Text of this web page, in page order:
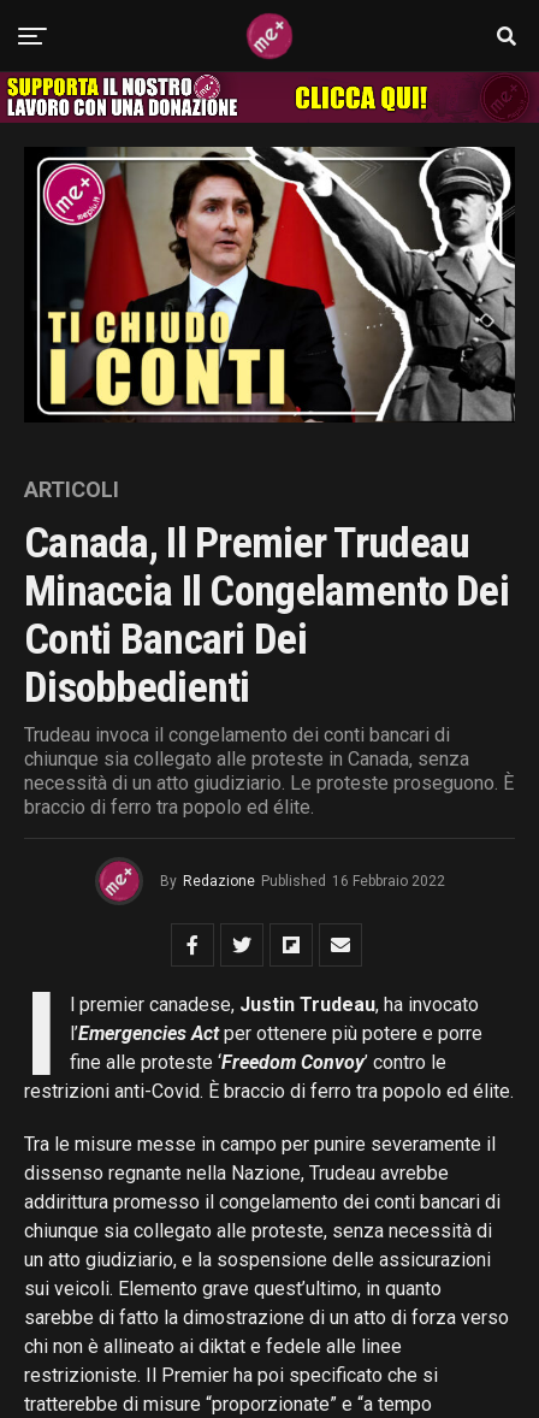
ARTICOLI
Canada, Il Premier Trudeau
Minaccia Il Congelamento Dei
Conti Bancari Dei
Disobbedienti
Trudeau invoca il congelamento dei conti bancari di
chiunque sia collegato alle proteste in Canada, senza
necessità di un atto giudiziario. Le proteste proseguono. È
braccio di ferro tra popolo ed élite.
By Redazione Published 16 Febbraio 2022
I l premier canadese, Justin Trudeau, ha invocato
l’Emergencies Actper ottenere più potere e porre
fine alle proteste ‘Freedom Convoy’ contro le
restrizioni anti-Covid. È braccio di ferro tra popolo ed élite.
Tra le misure messe in campo per punire severamente il
dissenso regnante nella Nazione, Trudeau avrebbe
addirittura promesso il congelamento dei conti bancari di
chiunque sia collegato alle proteste, senza necessità di
un atto giudiziario, e la sospensione delle assicurazioni
sui veicoli. Elemento grave quest’ultimo, in quanto
sarebbe di fatto la dimostrazione di un atto di forza verso
chi non è allineato ai diktat e fedele alle linee
restrizioniste. Il Premier ha poi specificato che si
tratterebbe di misure “proporzionate” e “a tempo